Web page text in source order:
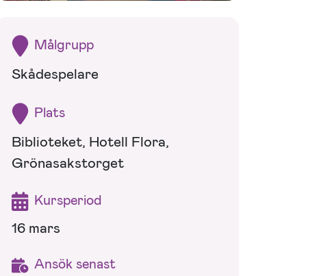
Målgrupp
Skådespelare
Plats
Biblioteket, Hotell Flora,
Grönasakstorget
Kursperiod
16 mars
Ansök senast